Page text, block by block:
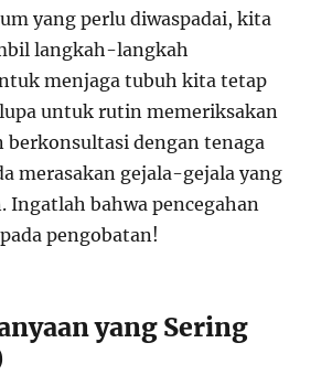
yang perlu diwaspadai, kita
langkah-langkah
menjaga tubuh kita tetap
lupa untuk rutin memeriksakan
berkonsultasi dengan tenaga
merasakan gejala-gejala yang
Ingatlah bahwa pencegahan
pengobatan!
yang Sering